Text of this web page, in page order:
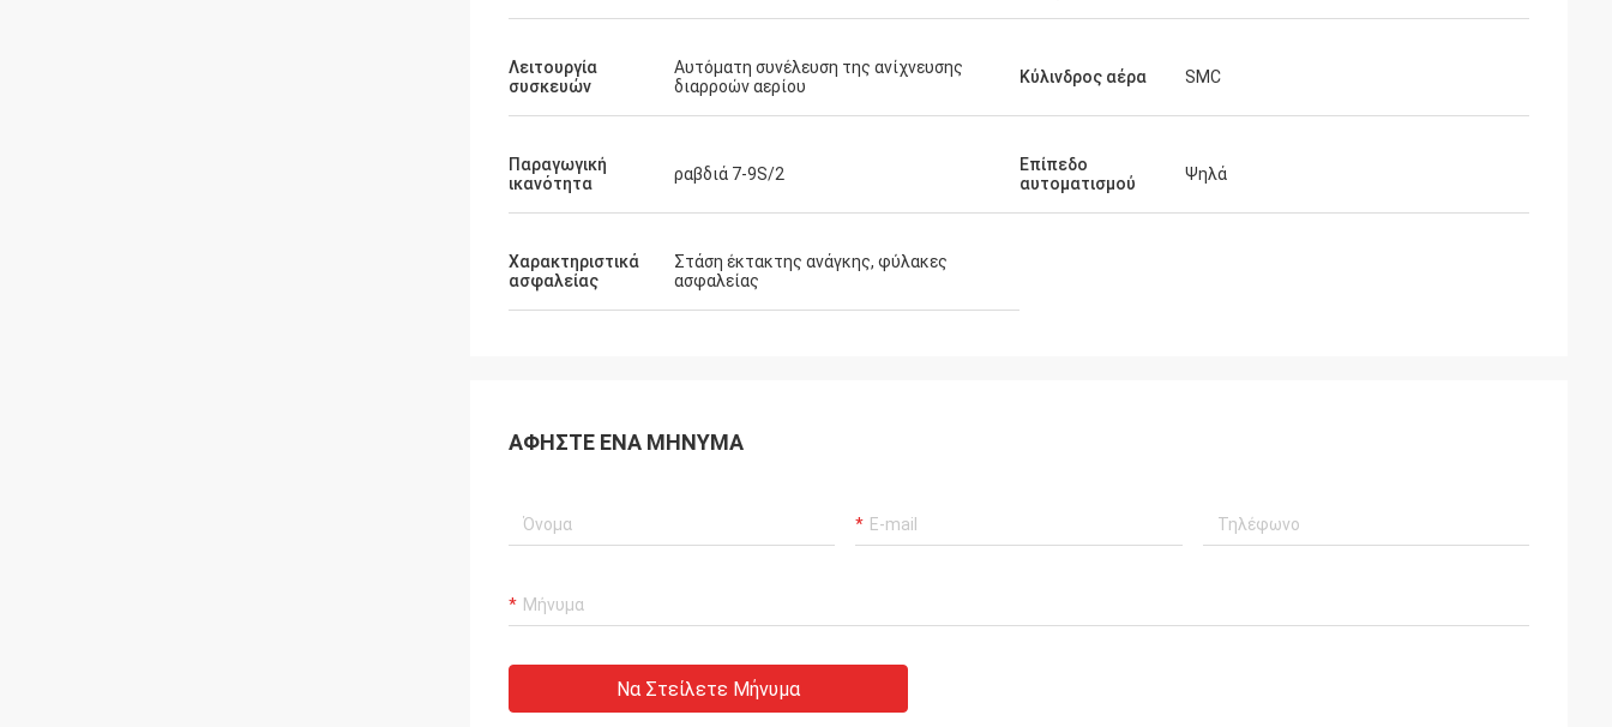
Λειτουργία
συσκευών
Αυτόματη συνέλευση της ανίχνευσης
διαρροών αερίου
Κύλινδρος αέρα SMC
Παραγωγική
ικανότητα
ραβδιά 7-9S/2
Επίπεδο
αυτοματισμού
Ψηλά
Χαρακτηριστικά
ασφαλείας
Στάση έκτακτης ανάγκης, φύλακες
ασφαλείας
ΑΦΉΣΤΕ ΈΝΑ ΜΉΝΥΜΑ
Να Στείλετε Μήνυμα